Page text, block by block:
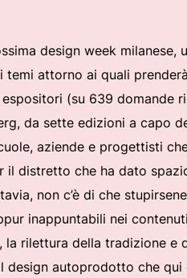
design week
temi attorno ai quali
(su 639 domande
da sette edizioni a capo
aziende e progettisti
distretto che ha dato
non c’è di che
inappuntabili nei
la rilettura della tradizione e
autoprodotto che qui